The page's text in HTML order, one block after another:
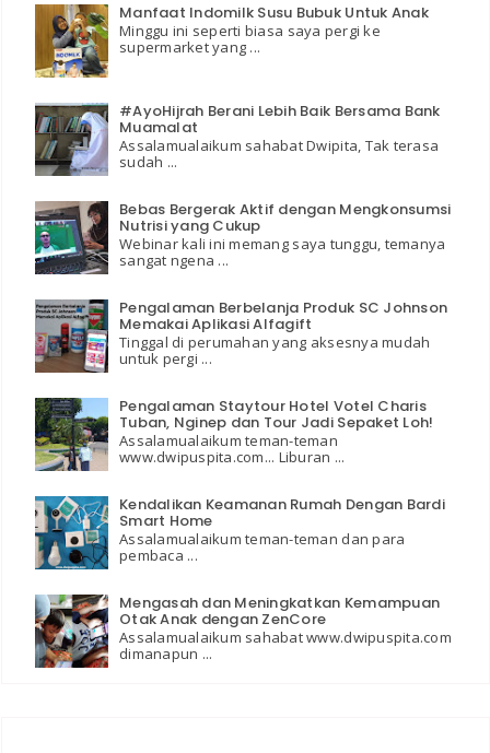
Manfaat Indomilk Susu Bubuk Untuk Anak
Minggu ini seperti biasa saya pergi ke
supermarket yang ...
#AyoHijrah Berani Lebih Baik Bersama Bank
Muamalat
Assalamualaikum sahabat Dwipita, Tak terasa
sudah ...
Bebas Bergerak Aktif dengan Mengkonsumsi
Nutrisi yang Cukup
Webinar kali ini memang saya tunggu, temanya
sangat ngena ...
Pengalaman Berbelanja Produk SC Johnson
Memakai Aplikasi Alfagift
Tinggal di perumahan yang aksesnya mudah
untuk pergi ...
Pengalaman Staytour Hotel Votel Charis
Tuban, Nginep dan Tour Jadi Sepaket Loh!
Assalamualaikum teman-teman
www.dwipuspita.com... Liburan ...
Kendalikan Keamanan Rumah Dengan Bardi
Smart Home
Assalamualaikum teman-teman dan para
pembaca ...
Mengasah dan Meningkatkan Kemampuan
Otak Anak dengan ZenCore
Assalamualaikum sahabat www.dwipuspita.com
dimanapun ...